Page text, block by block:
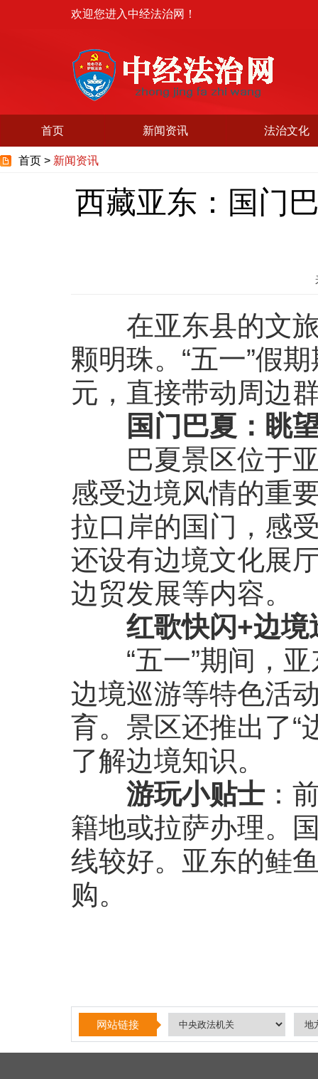
欢迎您进入中经法治网！
首页 新闻资讯 法治文化
首页 > 新闻资讯
西藏亚东：国门
在亚东县的文旅
颗明珠。“五一”假
元，直接带动周边
国门巴夏：眺
巴夏景区位于亚
感受边境风情的重
拉口岸的国门，感
还设有边境文化展
边贸发展等内容。
红歌快闪+边
“五一”期间，亚
边境巡游等特色活
育。景区还推出了“
了解边境知识。
游玩小贴士 ：
籍地或拉萨办理。
线较好。亚东的鲑
购。
网站链接